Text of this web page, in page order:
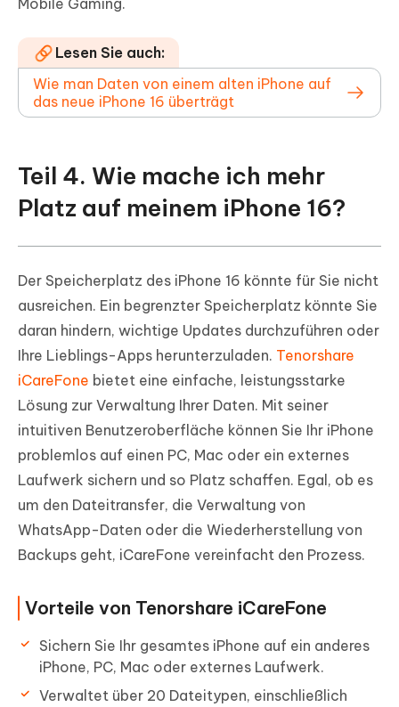
Mobile Gaming.
Lesen Sie auch:
Wie man Daten von einem alten iPhone auf
das neue iPhone 16 überträgt
Teil 4. Wie mache ich mehr
Platz auf meinem iPhone 16?
Der Speicherplatz des iPhone 16 könnte für Sie nicht
ausreichen. Ein begrenzter Speicherplatz könnte Sie
daran hindern, wichtige Updates durchzuführen oder
Ihre Lieblings-Apps herunterzuladen. Tenorshare
iCareFone bietet eine einfache, leistungsstarke
Lösung zur Verwaltung Ihrer Daten. Mit seiner
intuitiven Benutzeroberfläche können Sie Ihr iPhone
problemlos auf einen PC, Mac oder ein externes
Laufwerk sichern und so Platz schaffen. Egal, ob es
um den Dateitransfer, die Verwaltung von
WhatsApp-Daten oder die Wiederherstellung von
Backups geht, iCareFone vereinfacht den Prozess.
Vorteile von Tenorshare iCareFone
Sichern Sie Ihr gesamtes iPhone auf ein anderes
iPhone, PC, Mac oder externes Laufwerk.
Verwaltet über 20 Dateitypen, einschließlich